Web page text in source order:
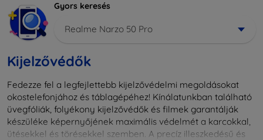
Gyors keresés
Realme Narzo 50 Pro
Kijelzővédők
Fedezze fel a legfejlettebb kijelzővédelmi megoldásokat
okostelefonjához és táblagépéhez! Kínálatunkban található
üvegfóliák, folyékony kijelzővédők és filmek garantálják
készüléke képernyőjének maximális védelmét a karcokkal,
ütésekkel és törésekkel szemben. A precíz illeszkedésű és